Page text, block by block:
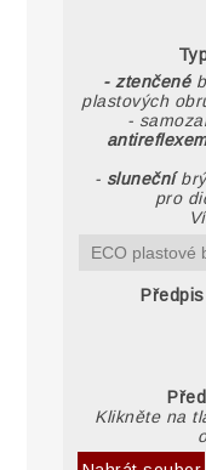
- ztenčené
plastových
-
- sluneční
pro
Klikněte na